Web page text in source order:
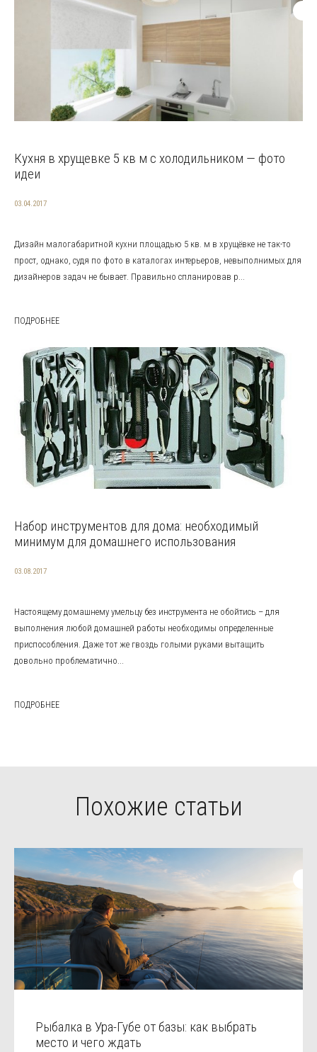
Кухня в хрущевке 5 кв м с холодильником — фото
идеи
03.04.2017
Дизайн малогабаритной кухни площадью 5 кв. м в хрущёвке не так-то
прост, однако, судя по фото в каталогах интерьеров, невыполнимых для
дизайнеров задач не бывает. Правильно спланировав р...
ПОДРОБНЕЕ
Набор инструментов для дома: необходимый
минимум для домашнего использования
03.08.2017
Настоящему домашнему умельцу без инструмента не обойтись – для
выполнения любой домашней работы необходимы определенные
приспособления. Даже тот же гвоздь голыми руками вытащить
довольно проблематично...
ПОДРОБНЕЕ
Похожие статьи
Рыбалка в Ура-Губе от базы: как выбрать
место и чего ждать